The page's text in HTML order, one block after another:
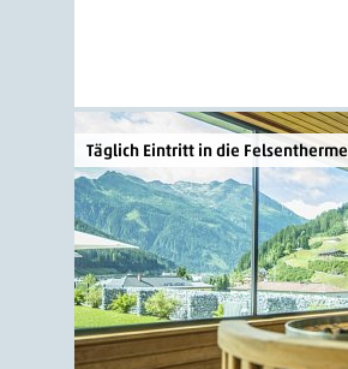
Täglich Eintritt in die Felsentherme